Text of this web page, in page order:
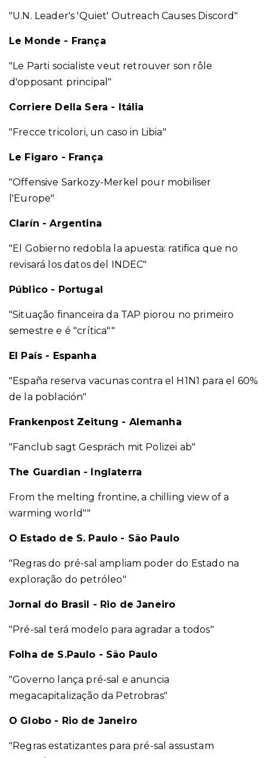
"U.N. Leader's 'Quiet' Outreach Causes Discord"
Le Monde - França
"Le Parti socialiste veut retrouver son rôle
d'opposant principal"
Corriere Della Sera - Itália
"Frecce tricolori, un caso in Libia"
Le Figaro - França
"Offensive Sarkozy-Merkel pour mobiliser
l'Europe"
Clarín - Argentina
"El Gobierno redobla la apuesta: ratifica que no
revisará los datos del INDEC"
Público - Portugal
"Situação financeira da TAP piorou no primeiro
semestre e é "crítica""
El País - Espanha
"España reserva vacunas contra el H1N1 para el 60%
de la población"
Frankenpost Zeitung - Alemanha
"Fanclub sagt Gespräch mit Polizei ab"
The Guardian - Inglaterra
From the melting frontine, a chilling view of a
warming world""
O Estado de S. Paulo - São Paulo
"Regras do pré-sal ampliam poder do Estado na
exploração do petróleo"
Jornal do Brasil - Rio de Janeiro
"Pré-sal terá modelo para agradar a todos"
Folha de S.Paulo - São Paulo
"Governo lança pré-sal e anuncia
megacapitalização da Petrobras"
O Globo - Rio de Janeiro
"Regras estatizantes para pré-sal assustam